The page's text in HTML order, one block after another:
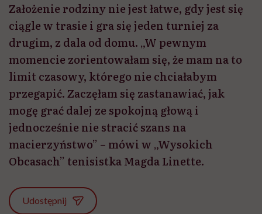
Założenie rodziny nie jest łatwe, gdy jest się
ciągle w trasie i gra się jeden turniej za
drugim, z dala od domu. „W pewnym
momencie zorientowałam się, że mam na to
limit czasowy, którego nie chciałabym
przegapić. Zaczęłam się zastanawiać, jak
mogę grać dalej ze spokojną głową i
jednocześnie nie stracić szans na
macierzyństwo” – mówi w „Wysokich
Obcasach” tenisistka Magda Linette.
Udostępnij